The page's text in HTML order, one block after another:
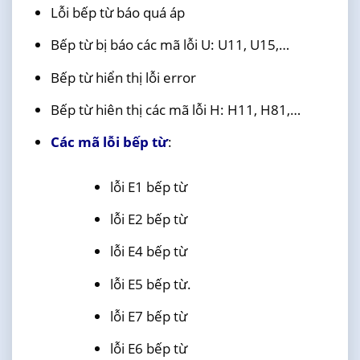
Lỗi bếp từ báo quá áp
Bếp từ bị báo các mã lỗi U: U11, U15,…
Bếp từ hiển thị lỗi error
Bếp từ hiên thị các mã lỗi H: H11, H81,…
Các mã lỗi bếp từ:
lỗi E1 bếp từ
lỗi E2 bếp từ
lỗi E4 bếp từ
lỗi E5 bếp từ.
lỗi E7 bếp từ
lỗi E6 bếp từ